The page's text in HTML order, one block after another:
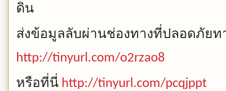
ดิน
ส่งข้อมูลลับผ่านช่องทางที่ปลอดภัยท
http://tinyurl.com/o2rzao8
หรือที่นี่ http://tinyurl.com/pcqjppt